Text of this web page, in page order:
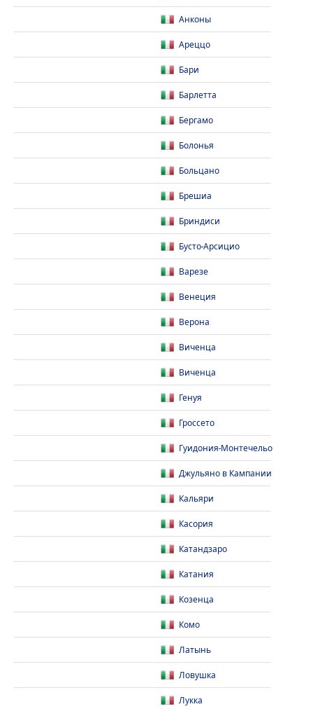
Анконы
Ареццо
Бари
Барлетта
Бергамо
Болонья
Больцано
Брешиа
Бриндиси
Бусто-Арсицио
Варезе
Венеция
Верона
Виченца
Виченца
Генуя
Гроссето
Гуидония-Монтечельо
Джульяно в Кампании
Кальяри
Касория
Катандзаро
Катания
Козенца
Комо
Латынь
Ловушка
Лукка